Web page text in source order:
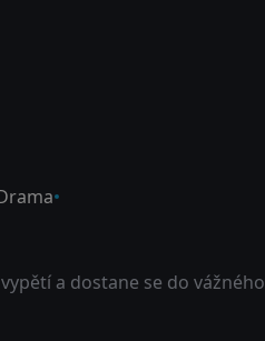
a dostane se do vážného